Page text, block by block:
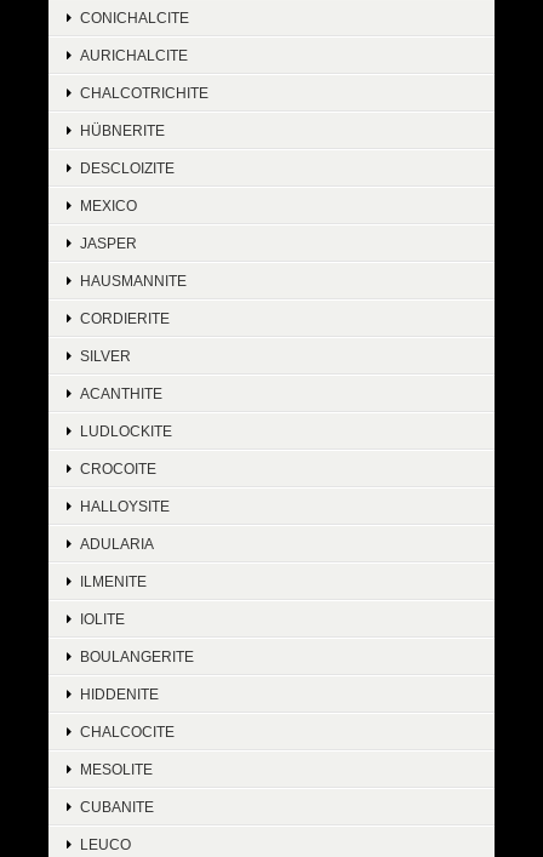
CONICHALCITE
AURICHALCITE
CHALCOTRICHITE
HÜBNERITE
DESCLOIZITE
MEXICO
JASPER
HAUSMANNITE
CORDIERITE
SILVER
ACANTHITE
LUDLOCKITE
CROCOITE
HALLOYSITE
ADULARIA
ILMENITE
IOLITE
BOULANGERITE
HIDDENITE
CHALCOCITE
MESOLITE
CUBANITE
LEUCO